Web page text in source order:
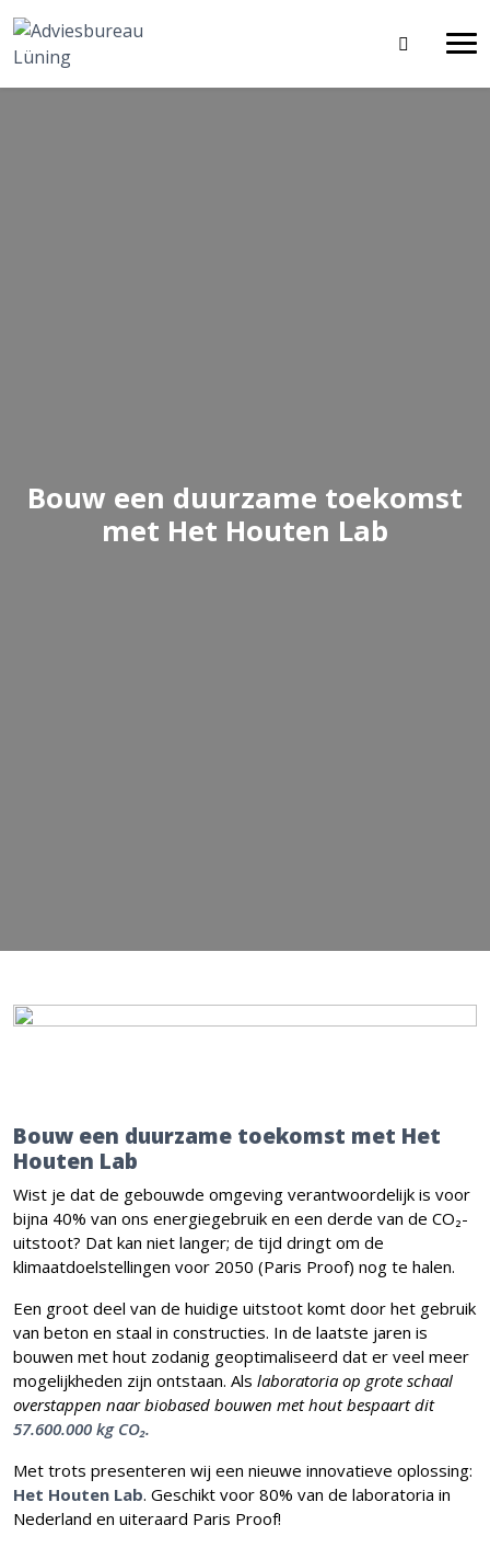
Bouw een duurzame toekomst
met Het Houten Lab
Bouw een duurzame toekomst met Het
Houten Lab
Wist je dat de gebouwde omgeving verantwoordelijk is voor
bijna 40% van ons energiegebruik en een derde van de CO₂-
uitstoot? Dat kan niet langer; de tijd dringt om de
klimaatdoelstellingen voor 2050 (Paris Proof) nog te halen.
Een groot deel van de huidige uitstoot komt door het gebruik
van beton en staal in constructies. In de laatste jaren is
bouwen met hout zodanig geoptimaliseerd dat er veel meer
mogelijkheden zijn ontstaan. Als laboratoria op grote schaal
overstappen naar biobased bouwen met hout bespaart dit
57.600.000 kg CO₂.
Met trots presenteren wij een nieuwe innovatieve oplossing:
Het Houten Lab. Geschikt voor 80% van de laboratoria in
Nederland en uiteraard Paris Proof!